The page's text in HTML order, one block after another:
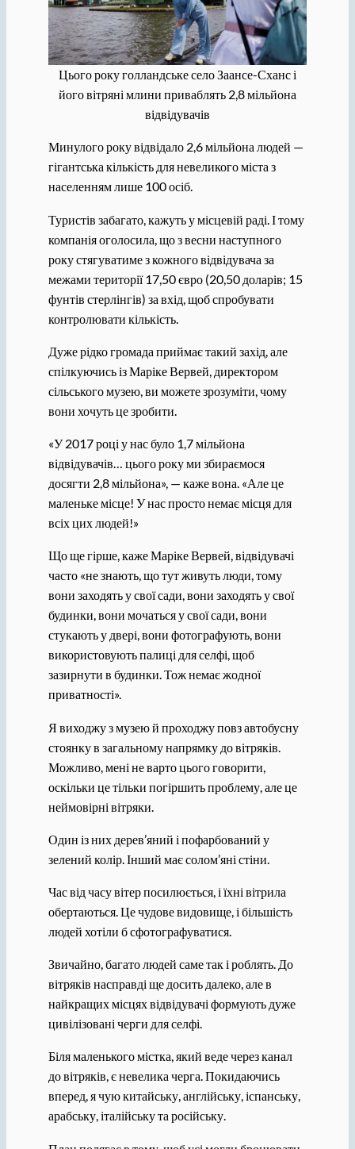
Цього року голландське село Заансе-Сханс і
його вітряні млини приваблять 2,8 мільйона
відвідувачів
Минулого року відвідало 2,6 мільйона людей —
гігантська кількість для невеликого міста з
населенням лише 100 осіб.
Туристів забагато, кажуть у місцевій раді. І тому
компанія оголосила, що з весни наступного
року стягуватиме з кожного відвідувача за
межами території 17,50 євро (20,50 доларів; 15
фунтів стерлінгів) за вхід, щоб спробувати
контролювати кількість.
Дуже рідко громада приймає такий захід, але
спілкуючись із Маріке Вервей, директором
сільського музею, ви можете зрозуміти, чому
вони хочуть це зробити.
«У 2017 році у нас було 1,7 мільйона
відвідувачів… цього року ми збираємося
досягти 2,8 мільйона», — каже вона. «Але це
маленьке місце! У нас просто немає місця для
всіх цих людей!»
Що ще гірше, каже Маріке Вервей, відвідувачі
часто «не знають, що тут живуть люди, тому
вони заходять у свої сади, вони заходять у свої
будинки, вони мочаться у свої сади, вони
стукають у двері, вони фотографують, вони
використовують палиці для селфі, щоб
зазирнути в будинки. Тож немає жодної
приватності».
Я виходжу з музею й проходжу повз автобусну
стоянку в загальному напрямку до вітряків.
Можливо, мені не варто цього говорити,
оскільки це тільки погіршить проблему, але це
неймовірні вітряки.
Один із них дерев’яний і пофарбований у
зелений колір. Інший має солом’яні стіни.
Час від часу вітер посилюється, і їхні вітрила
обертаються. Це чудове видовище, і більшість
людей хотіли б сфотографуватися.
Звичайно, багато людей саме так і роблять. До
вітряків насправді ще досить далеко, але в
найкращих місцях відвідувачі формують дуже
цивілізовані черги для селфі.
Біля маленького містка, який веде через канал
до вітряків, є невелика черга. Покидаючись
вперед, я чую китайську, англійську, іспанську,
арабську, італійську та російську.